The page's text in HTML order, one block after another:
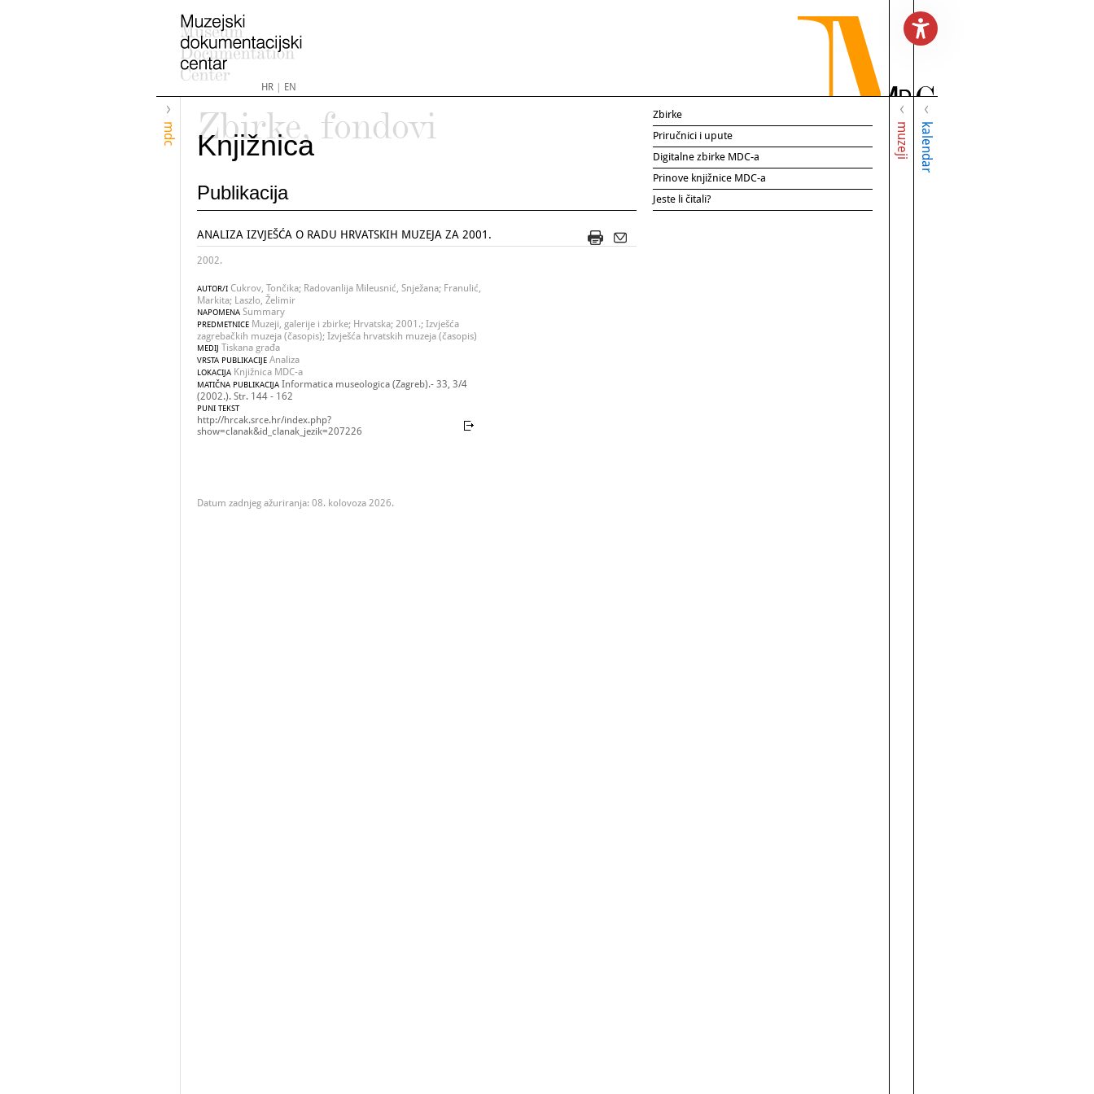
HR| EN
mdc muzeji kalendar
Zbirke, fondovi
Knjižnica
Publikacija
ANALIZA IZVJEŠĆA O RADU HRVATSKIH MUZEJA ZA 2001.
2002.
AUTOR/I Cukrov, Tončika; Radovanlija Mileusnić, Snježana; Franulić,
Markita; Laszlo, Želimir
NAPOMENA Summary
PREDMETNICE Muzeji, galerije i zbirke; Hrvatska; 2001.; Izvješća
zagrebačkih muzeja (časopis); Izvješća hrvatskih muzeja (časopis)
MEDIJ Tiskana građa
VRSTA PUBLIKACIJE Analiza
LOKACIJA Knjižnica MDC-a
MATIČNA PUBLIKACIJA Informatica museologica (Zagreb).- 33, 3/4
(2002.). Str. 144 - 162
PUNI TEKST
http://hrcak.srce.hr/index.php?
show=clanak&id_clanak_jezik=207226
Datum zadnjeg ažuriranja: 08. kolovoza 2026.
Zbirke
Priručnici i upute
Digitalne zbirke MDC-a
Prinove knjižnice MDC-a
Jeste li čitali?